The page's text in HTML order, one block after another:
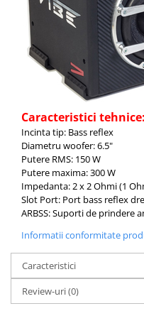
Caracteristici tehnice:
Incinta tip: Bass reflex
Diametru woofer: 6.5"
Putere RMS: 150 W
Putere maxima: 300 W
Impedanta: 2 x 2 Ohmi (1
Slot Port: Port bass reflex
ARBSS: Suporti de prindere
Informatii conformitate
Caracteristici
Review-uri(0)